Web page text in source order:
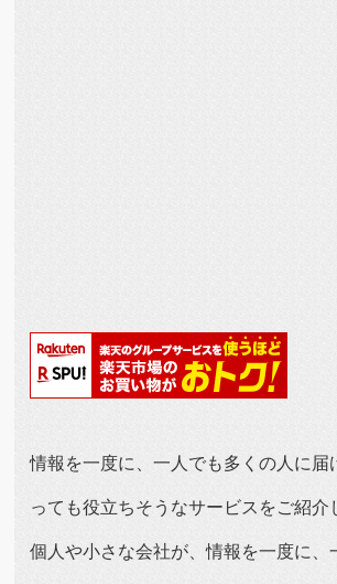
情報を一度に、一人でも多くの人に届
っても役立ちそうなサービスをご紹介
個人や小さな会社が、情報を一度に、